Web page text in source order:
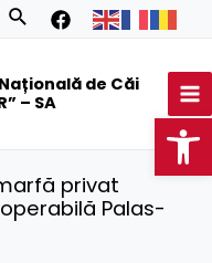
Search
de Căi
– SA
privat
Palas-